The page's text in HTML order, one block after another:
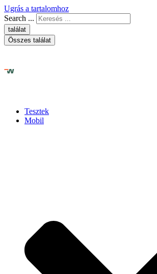
Ugrás a tartalomhoz
Search ...
találat
Összes találat
Tesztek
Mobil